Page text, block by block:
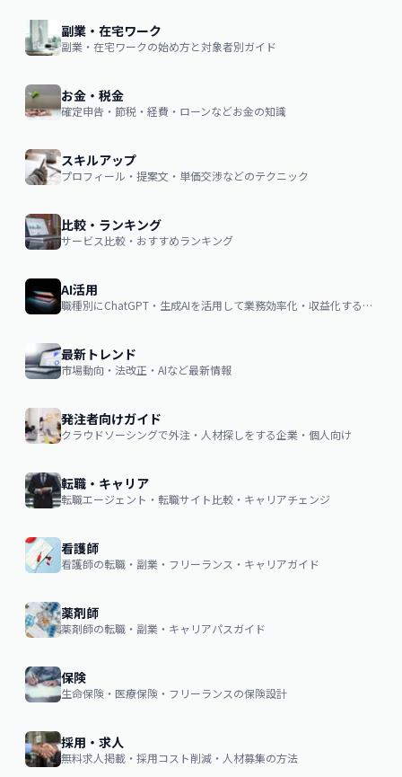
副業・在宅ワーク
副業・在宅ワークの始め方と対象者別ガイド
お金・税金
確定申告・節税・経費・ローンなどお金の知識
スキルアップ
プロフィール・提案文・単価交渉などのテクニック
比較・ランキング
サービス比較・おすすめランキング
AI活用
職種別にChatGPT・生成AIを活用して業務効率化・収益化するノウハウ
最新トレンド
市場動向・法改正・AIなど最新情報
発注者向けガイド
クラウドソーシングで外注・人材探しをする企業・個人向け
転職・キャリア
転職エージェント・転職サイト比較・キャリアチェンジ
看護師
看護師の転職・副業・フリーランス・キャリアガイド
薬剤師
薬剤師の転職・副業・キャリアパスガイド
保険
生命保険・医療保険・フリーランスの保険設計
採用・求人
無料求人掲載・採用コスト削減・人材募集の方法